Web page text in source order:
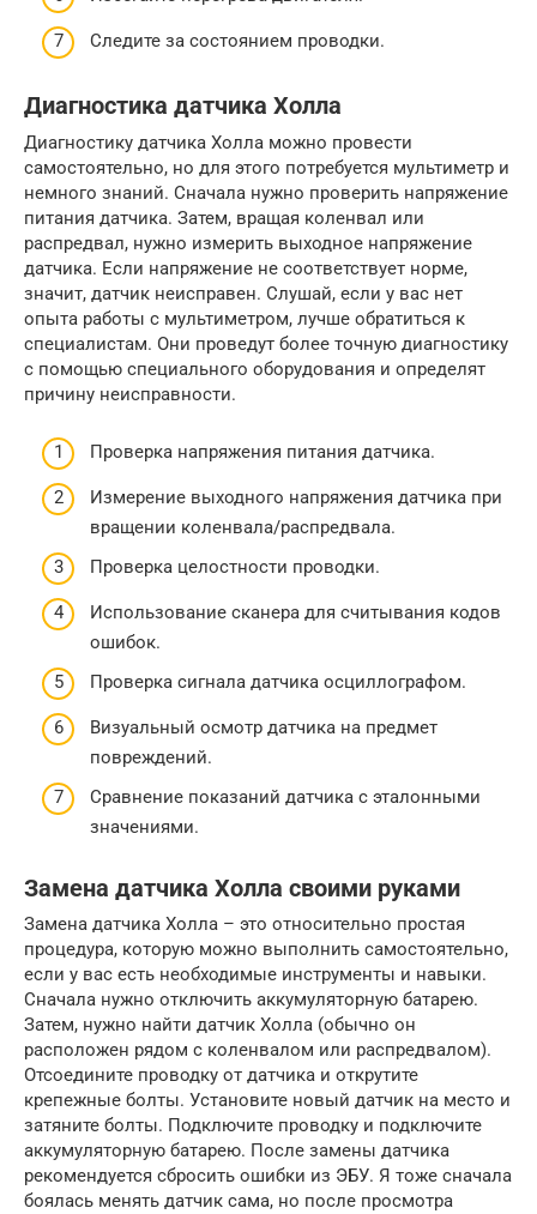
Следите за состоянием проводки.
Диагностика датчика Холла
Диагностику датчика Холла можно провести
самостоятельно, но для этого потребуется мультиметр и
немного знаний. Сначала нужно проверить напряжение
питания датчика. Затем, вращая коленвал или
распредвал, нужно измерить выходное напряжение
датчика. Если напряжение не соответствует норме,
значит, датчик неисправен. Слушай, если у вас нет
опыта работы с мультиметром, лучше обратиться к
специалистам. Они проведут более точную диагностику
с помощью специального оборудования и определят
причину неисправности.
Проверка напряжения питания датчика.
Измерение выходного напряжения датчика при
вращении коленвала/распредвала.
Проверка целостности проводки.
Использование сканера для считывания кодов
ошибок.
Проверка сигнала датчика осциллографом.
Визуальный осмотр датчика на предмет
повреждений.
Сравнение показаний датчика с эталонными
значениями.
Замена датчика Холла своими руками
Замена датчика Холла – это относительно простая
процедура, которую можно выполнить самостоятельно,
если у вас есть необходимые инструменты и навыки.
Сначала нужно отключить аккумуляторную батарею.
Затем, нужно найти датчик Холла (обычно он
расположен рядом с коленвалом или распредвалом).
Отсоедините проводку от датчика и открутите
крепежные болты. Установите новый датчик на место и
затяните болты. Подключите проводку и подключите
аккумуляторную батарею. После замены датчика
рекомендуется сбросить ошибки из ЭБУ. Я тоже сначала
боялась менять датчик сама, но после просмотра